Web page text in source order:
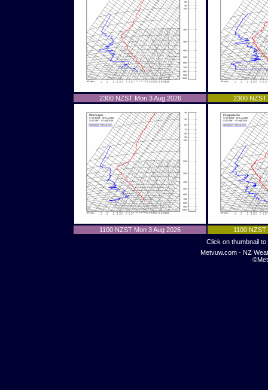
2300 NZST Mon 3 Aug 2026 2300 NZST
1100 NZST Mon 3 Aug 2026
1100 NZST
Click on thumbnail
Metvuw.com - NZ